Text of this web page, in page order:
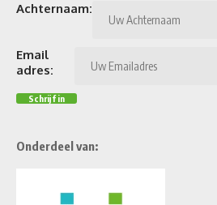
Achternaam:
Email
adres:
Onderdeel van: